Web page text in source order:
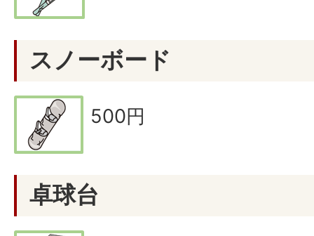
スノーボード
500円
卓球台